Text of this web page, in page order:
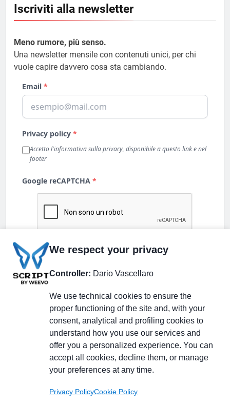
Iscriviti alla newsletter
Meno rumore, più senso.
Una newsletter mensile con contenuti unici, per chi
vuole capire davvero cosa sta cambiando.
Partecipa alla discussione
Pagina Linkedin
We respect your privacy
Controller: Dario Vascellaro
We use technical cookies to ensure the
proper functioning of the site and, with your
consent, analytical and profiling cookies to
understand how you use our services and
offer you a personalized experience. You can
accept all cookies, decline them, or manage
your preferences at any time.
Privacy PolicyCookie Policy